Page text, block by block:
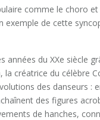
comme le choro
exemple de cette
années du XXe siècle
créatrice du célèbre
des danseurs :
des figures
de hanches,